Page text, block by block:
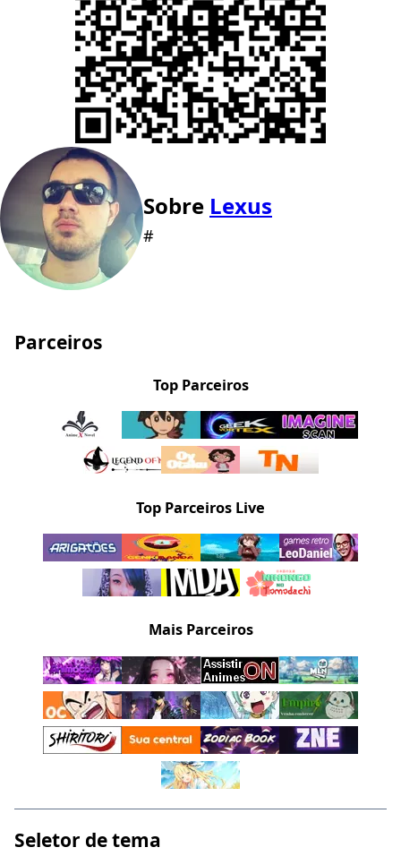
Sobre Lexus
#
Parceiros
Top Parceiros
Top Parceiros Live
Mais Parceiros
Seletor de tema